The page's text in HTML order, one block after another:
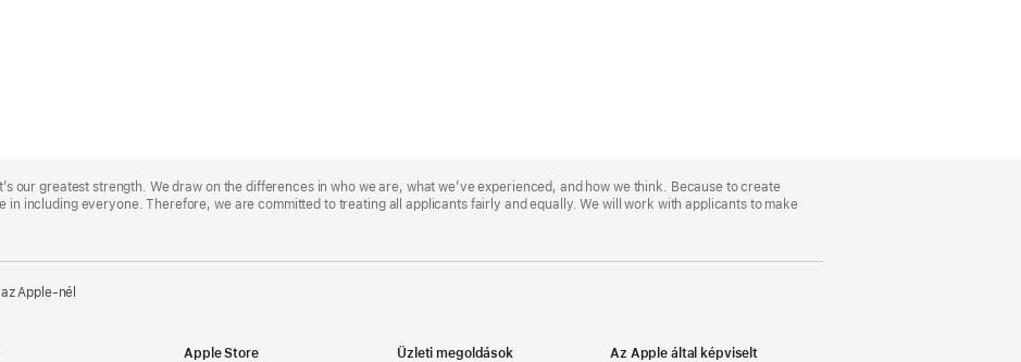
our greatest strength. We draw on the differences in who we are, what we’ve experienced, and how we think. Because to create
in including everyone. Therefore, we are committed to treating all applicants fairly and equally. We will work with applicants to make
Apple‑nél
Apple Store
Üzleti megoldások
Az Apple által képviselt